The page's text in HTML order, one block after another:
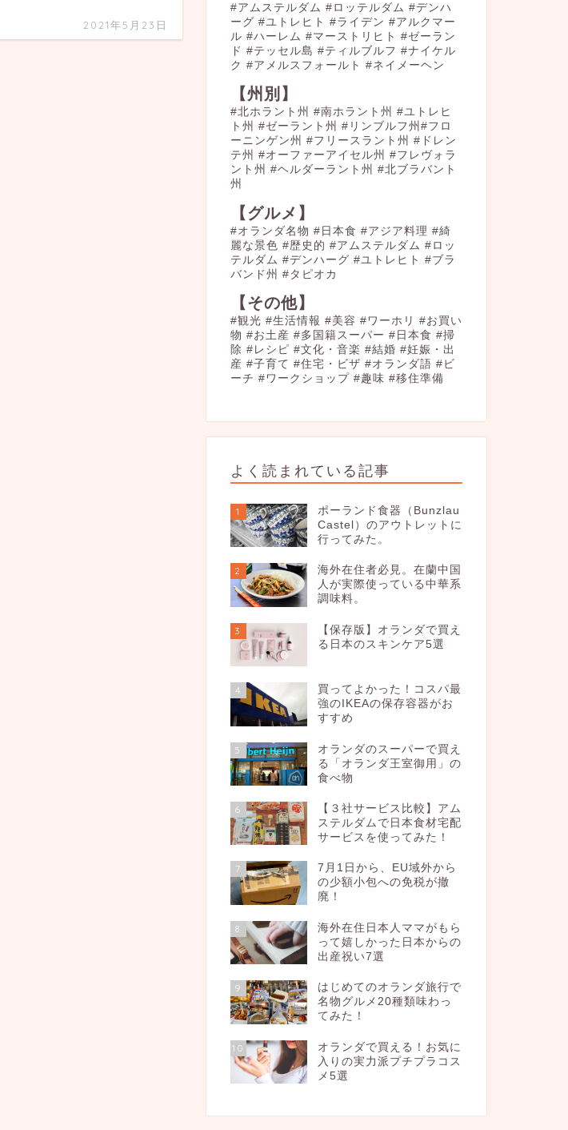
2021年5月23日
#アムステルダム #ロッテルダム #デンハ
ーグ #ユトレヒト #ライデン #アルクマー
ル #ハーレム #マーストリヒト #ゼーラン
ド #テッセル島 #ティルブルフ #ナイケル
ク #アメルスフォールト #ネイメーヘン
【州別】
#北ホラント州 #南ホラント州 #ユトレヒ
ト州 #ゼーラント州 #リンブルフ州#フロ
ーニンゲン州 #フリースラント州 #ドレン
テ州 #オーファーアイセル州 #フレヴォラ
ント州 #ヘルダーラント州 #北ブラバント
州
【グルメ】
#オランダ名物 #日本食 #アジア料理 #綺
麗な景色 #歴史的 #アムステルダム #ロッ
テルダム #デンハーグ #ユトレヒト #ブラ
バンド州 #タピオカ
【その他】
#観光 #生活情報 #美容 #ワーホリ #お買い
物 #お土産 #多国籍スーパー #日本食 #掃
除 #レシピ #文化・音楽 #結婚 #妊娠・出
産 #子育て #住宅・ビザ #オランダ語 #ビ
ーチ #ワークショップ #趣味 #移住準備
よく読まれている記事
1
ポーランド食器（Bunzlau
Castel）のアウトレットに
行ってみた。
2
海外在住者必見。在蘭中国
人が実際使っている中華系
調味料。
3
【保存版】オランダで買え
る日本のスキンケア5選
4
買ってよかった！コスパ最
強のIKEAの保存容器がお
すすめ
5
オランダのスーパーで買え
る「オランダ王室御用」の
食べ物
6
【３社サービス比較】アム
ステルダムで日本食材宅配
サービスを使ってみた！
7
7月1日から、EU域外から
の少額小包への免税が撤
廃！
8
海外在住日本人ママがもら
って嬉しかった日本からの
出産祝い7選
9
はじめてのオランダ旅行で
名物グルメ20種類味わっ
てみた！
10
オランダで買える！お気に
入りの実力派プチプラコス
メ5選